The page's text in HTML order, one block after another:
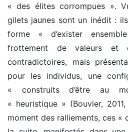
« des élites corrompues ».
gilets jaunes sont un inédit :
forme « d’exister
frottement de valeurs et
contradictoires, mais
pour les individus, une
« construits d’être au
« heuristique » (Bouvier,
moment des ralliements, ces «